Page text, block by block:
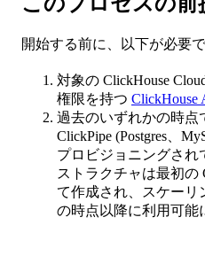
開始する前に、以下が必要で
対象の ClickHouse
権限を持つ ClickHouse
過去のいずれかの時点
ClickPipe (Postgres、
プロビジョニングされ
ストラクチャは最初の
て作成され、スケーリ
の時点以降に利用可能